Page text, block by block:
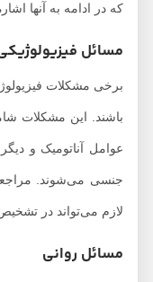
که در ادامه به آنها اشاره
مسائل فیزیولوژیکی
برخی مشکلات
باشند. این مشکلات شامل
عوامل آناتومیک و دیگر
جنسی می‌شوند. مراجعه
لازم می‌تواند در تشخیص و
مسائل روانی